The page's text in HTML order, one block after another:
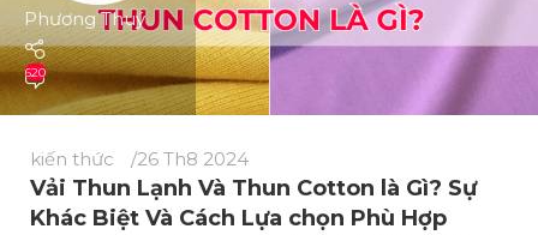
Phương Thuý
620
kiến thức 26 Th8 2024
Vải Thun Lạnh Và Thun Cotton là Gì? Sự
Khác Biệt Và Cách Lựa chọn Phù Hợp